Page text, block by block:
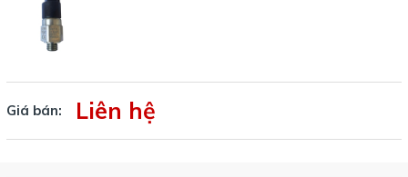
Giá bán: Liên hệ